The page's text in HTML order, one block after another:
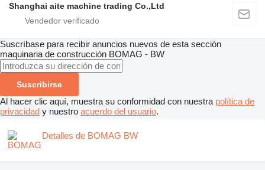
Shanghai aite machine trading Co.,Ltd
Suscríbase para recibir anuncios nuevos de esta sección
maquinaria de construcción BOMAG - BW
Suscribirse
Al hacer clic aquí, muestra su conformidad con nuestra política de
privacidad y nuestro acuerdo del usuario.
Detalles de BOMAG BW